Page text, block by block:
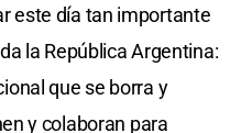
este día tan importante
la República Argentina:
que se borra y
y colaboran para